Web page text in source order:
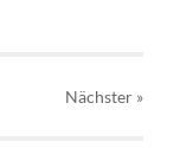
Nächster »